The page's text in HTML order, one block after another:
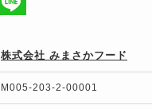
株式会社 みまさかフード
M005-203-2-00001